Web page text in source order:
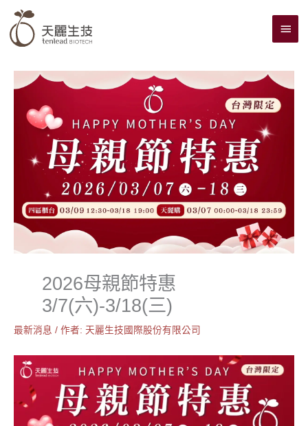
要
選
單
2026母親節特惠
3/7(六)-3/18(三)
最新消息 / 作者: 天麗生技國際股份有限公司